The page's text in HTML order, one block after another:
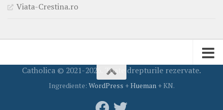
Viata-Crestina.ro
Catholica © 2021-2026. Toate drepturile rezervate.
Ingrediente: WordPress +Hueman + KN.